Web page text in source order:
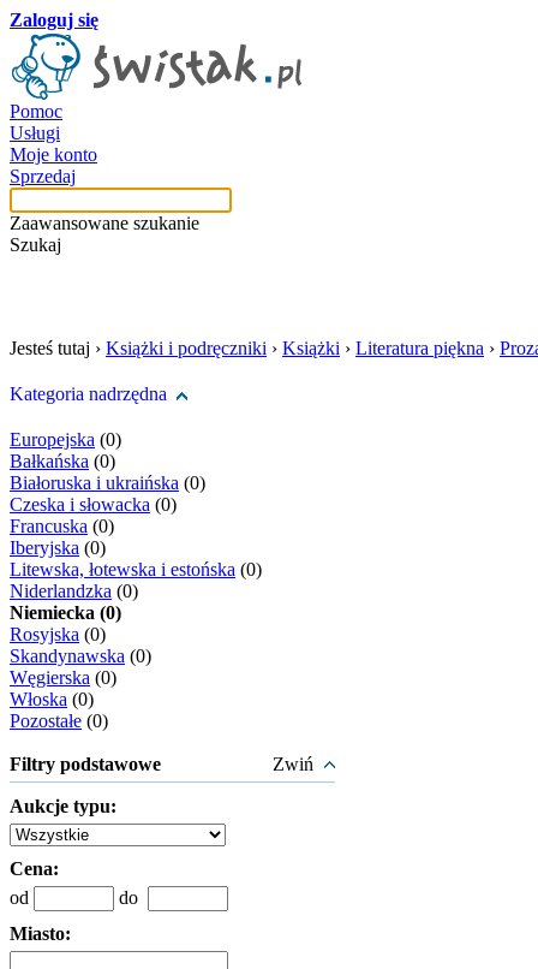
Zaloguj się
Pomoc
Usługi
Moje konto
Sprzedaj
Zaawansowane szukanie
Szukaj
Jesteś tutaj › Książki i podręczniki › Książki › Literatura piękna ›
Kategoria nadrzędna
Europejska (0)
Bałkańska (0)
Białoruska i ukraińska (0)
Czeska i słowacka (0)
Francuska (0)
Iberyjska (0)
Litewska, łotewska i estońska (0)
Niderlandzka (0)
Niemiecka (0)
Rosyjska (0)
Skandynawska (0)
Węgierska (0)
Włoska (0)
Pozostałe (0)
Filtry podstawowe Zwiń
Aukcje typu:
Cena:
od
do
Miasto: